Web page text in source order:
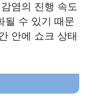
염의 진행 속도
될 수 있기 때문
안에 쇼크 상태